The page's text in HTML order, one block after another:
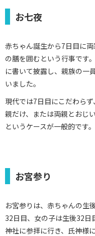
お七夜
赤ちゃん誕生から7日目に
の膳を囲むという行事です
に書いて披露し、親族の一
いました。
現代では7日目にこだわら
親だけ、または両親とおじ
というケースが一般的です。
お宮参り
お宮参りは、赤ちゃんの生
32日目、女の子は生後32日
神社に参拝に行き、氏神様